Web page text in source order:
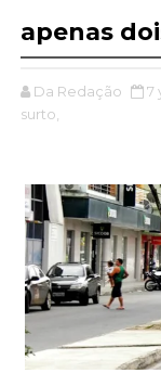
apenas
Da Redação 7
surto,